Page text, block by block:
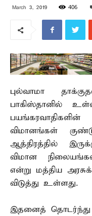
March 3, 2019 406
புல்வாமா
பாகிஸ்தானில்
விமானங்கள்
ஆத்திரத்தில்
விமான
என்று மத்திய
விடுத்து உள்ளது.
இதனைத் தொடர்ந்து